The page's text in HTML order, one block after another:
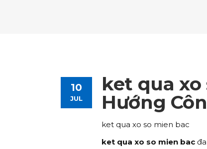
Team List
Advanced Link Section
Team List
10
JUL
ket qua xo
Hướng
ket qua xo so mien bac
ket qua xo so mien bac